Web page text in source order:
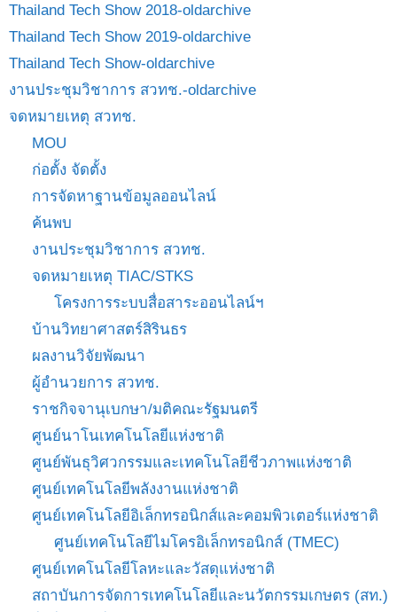
Thailand Tech Show 2018-oldarchive
Thailand Tech Show 2019-oldarchive
Thailand Tech Show-oldarchive
งานประชุมวิชาการ สวทช.-oldarchive
จดหมายเหตุ สวทช.
MOU
ก่อตั้ง จัดตั้ง
การจัดหาฐานข้อมูลออนไลน์
ค้นพบ
งานประชุมวิชาการ สวทช.
จดหมายเหตุ TIAC/STKS
โครงการระบบสื่อสาระออนไลน์ฯ
บ้านวิทยาศาสตร์สิรินธร
ผลงานวิจัยพัฒนา
ผู้อำนวยการ สวทช.
ราชกิจจานุเบกษา/มติคณะรัฐมนตรี
ศูนย์นาโนเทคโนโลยีแห่งชาติ
ศูนย์พันธุวิศวกรรมและเทคโนโลยีชีวภาพแห่งชาติ
ศูนย์เทคโนโลยีพลังงานแห่งชาติ
ศูนย์เทคโนโลยีอิเล็กทรอนิกส์และคอมพิวเตอร์แห่งชาติ
ศูนย์เทคโนโลยีไมโครอิเล็กทรอนิกส์ (TMEC)
ศูนย์เทคโนโลยีโลหะและวัสดุแห่งชาติ
สถาบันการจัดการเทคโนโลยีและนวัตกรรมเกษตร (สท.)